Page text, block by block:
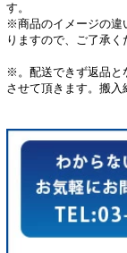
す。
※商品のイメージの違
りますので、ご了承く
※。配送できず返品と
させて頂きます。搬入